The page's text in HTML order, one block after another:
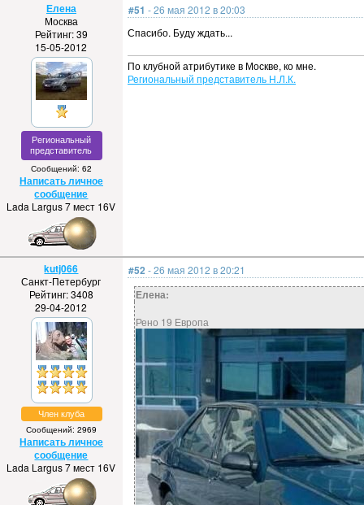
Елена
Москва
Рейтинг: 39
15-05-2012
Региональный
представитель
Сообщений: 62
Написать личное
сообщение
Lada Largus 7 мест 16V
#51 - 26 мая 2012 в 20:03
Спасибо. Буду ждать...
По клубной атрибутике в Москве, ко мне.
Региональный представитель Н.Л.К.
kutj066
Санкт-Петербург
Рейтинг: 3408
29-04-2012
Член клуба
Сообщений: 2969
Написать личное
сообщение
Lada Largus 7 мест 16V
#52 - 26 мая 2012 в 20:21
Елена:
Рено 19 Европа